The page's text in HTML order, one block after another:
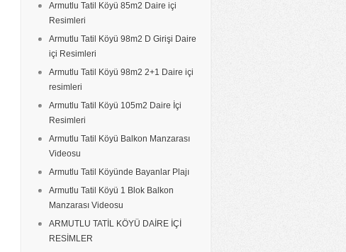
Armutlu Tatil Köyü 85m2 Daire içi
Resimleri
Armutlu Tatil Köyü 98m2 D Girişi Daire
içi Resimleri
Armutlu Tatil Köyü 98m2 2+1 Daire içi
resimleri
Armutlu Tatil Köyü 105m2 Daire İçi
Resimleri
Armutlu Tatil Köyü Balkon Manzarası
Videosu
Armutlu Tatil Köyünde Bayanlar Plajı
Armutlu Tatil Köyü 1 Blok Balkon
Manzarası Videosu
ARMUTLU TATİL KÖYÜ DAİRE İÇİ
RESİMLER